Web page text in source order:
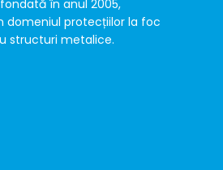
în anul 2005,
domeniul protecțiilor la foc
structuri metalice.